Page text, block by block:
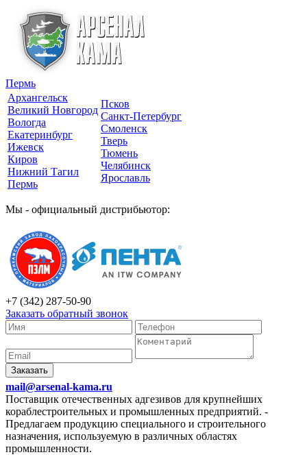
Пермь
Архангельск
Великий Новгород
Вологда
Екатеринбург
Ижевск
Киров
Нижний Тагил
Пермь
Псков
Санкт-Петербург
Смоленск
Тверь
Тюмень
Челябинск
Ярославль
Мы - официальный дистрибьютор:
+7 (342) 287-50-90
Заказать обратный звонок
Заказать
mail@arsenal-kama.ru
Поставщик отечественных адгезивов для крупнейших
кораблестроительных и промышленных предприятий. -
Предлагаем продукцию специального и строительного
назначения, используемую в различных областях
промышленности.